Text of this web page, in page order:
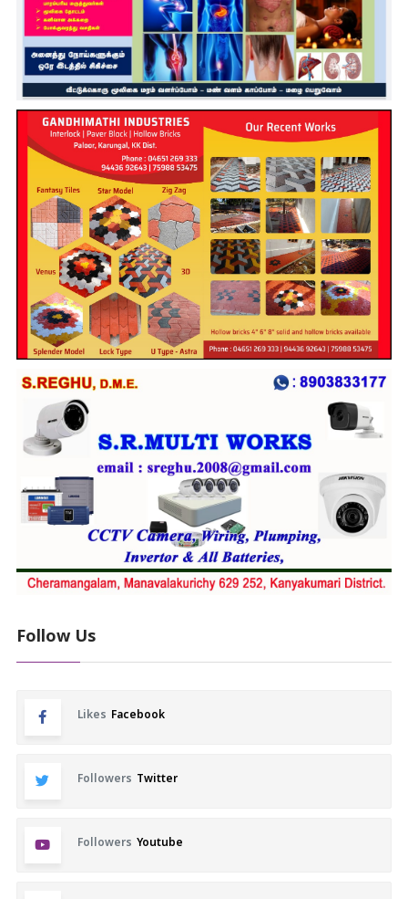
Follow Us
Likes Facebook
Followers Twitter
Followers Youtube